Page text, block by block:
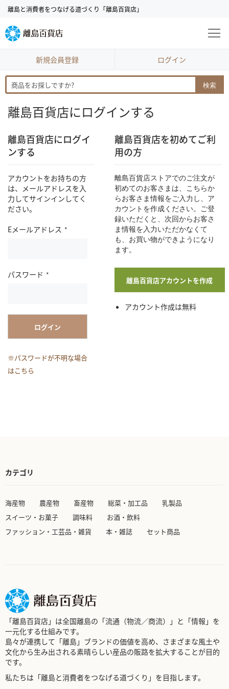
コ
ン
テ
ン
キ
ッ
プ
離島と消費者をつなげる道づくり「離島百貨店」
新規会員登録 ログイン
検索
離島百貨店にログインする
離島百貨店にログイ
ンする
アカウントをお持ちの方
は、メールアドレスを入
力してサインインしてく
ださい。
Eメールアドレス
パスワード
ログイン
※パスワードが不明な場合
はこちら
離島百貨店を初めてご利
用の方
離島百貨店ストアでのご注文が
初めてのお客さまは、こちらか
らお客さま情報をご入力し、ア
カウントを作成ください。ご登
録いただくと、次回からお客さ
ま情報を入力いただかなくて
も、お買い物ができようになり
ます。
離島百貨店アカウントを作成
アカウント作成は無料
カテゴリ
海産物 農産物 畜産物 総菜・加工品
乳製品
スイーツ・お菓子
調味料
お酒・飲料
ファッション・工芸品・雑貨
本・雑誌 セット商品
「離島百貨店」は全国離島の「流通（物流／商流）」と「情報」を
一元化する仕組みです。
島々が連携して「離島」ブランドの価値を高め、さまざまな風土や
文化から生み出される素晴らしい産品の販路を拡大することが目的
です。
私たちは「離島と消費者をつなげる道づくり」を目指します。